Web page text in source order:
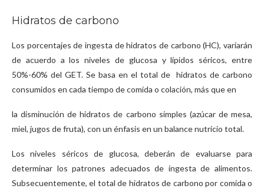
Hidratos de carbono
Los porcentajes de ingesta de hidratos de carbono (HC), variarán
de acuerdo a los niveles de glucosa y lípidos séricos, entre
50%-60% del GET. Se basa en el total de hidratos de carbono
consumidos en cada tiempo de comida o colación, más que en
la disminución de hidratos de carbono simples (azúcar de mesa,
miel, jugos de fruta), con un énfasis en un balance nutricio total.
Los niveles séricos de glucosa, deberán de evaluarse para
determinar los patrones adecuados de ingesta de alimentos.
Subsecuentemente, el total de hidratos de carbono por comida o